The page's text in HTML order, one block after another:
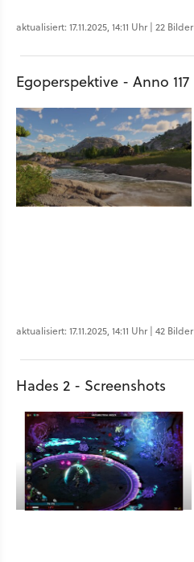
aktualisiert: 17.11.2025, 14:11 Uhr | 22 Bilder
Egoperspektive - Anno 117
aktualisiert: 17.11.2025, 14:11 Uhr | 42 Bilder
Hades 2 - Screenshots